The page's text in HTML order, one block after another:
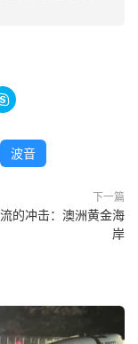
波音
下一篇
的冲击：澳洲黄金海
岸